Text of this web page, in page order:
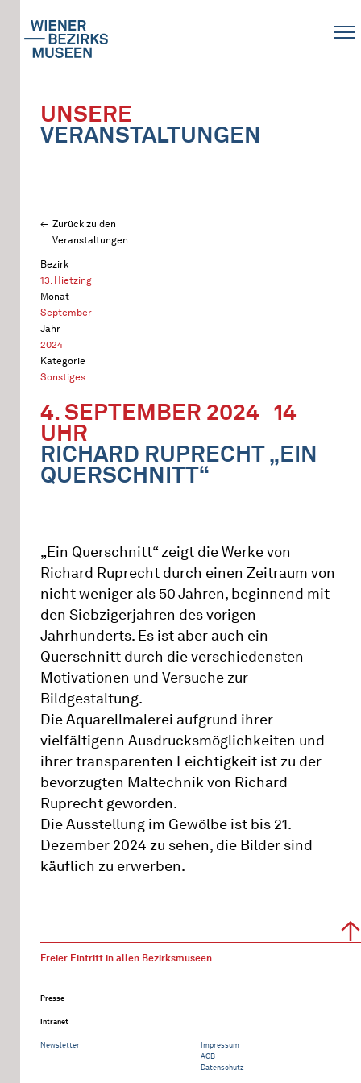
UNSERE
VERANSTALTUNGEN
Zurück zu den
Veranstaltungen
Bezirk
13. Hietzing
Monat
September
Jahr
2024
Kategorie
Sonstiges
4. SEPTEMBER 2024 14
UHR
RICHARD RUPRECHT „EIN
QUERSCHNITT“
„Ein Querschnitt“ zeigt die Werke von
Richard Ruprecht durch einen Zeitraum von
nicht weniger als 50 Jahren, beginnend mit
den Siebzigerjahren des vorigen
Jahrhunderts. Es ist aber auch ein
Querschnitt durch die verschiedensten
Motivationen und Versuche zur
Bildgestaltung.
Die Aquarellmalerei aufgrund ihrer
vielfältigenn Ausdrucksmöglichkeiten und
ihrer transparenten Leichtigkeit ist zu der
bevorzugten Maltechnik von Richard
Ruprecht geworden.
Die Ausstellung im Gewölbe ist bis 21.
Dezember 2024 zu sehen, die Bilder sind
käuflich zu erwerben.
Freier Eintritt in allen Bezirksmuseen
Presse
Intranet
Newsletter
Impressum
AGB
Datenschutz